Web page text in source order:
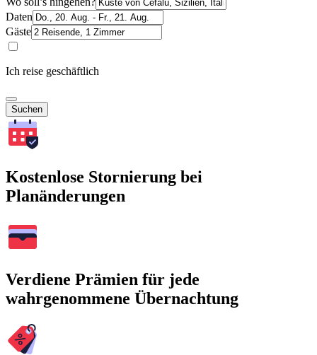
Daten
Gäste
Ich reise geschäftlich
Suchen
Kostenlose Stornierung bei
Planänderungen
Verdiene Prämien für jede
wahrgenommene Übernachtung